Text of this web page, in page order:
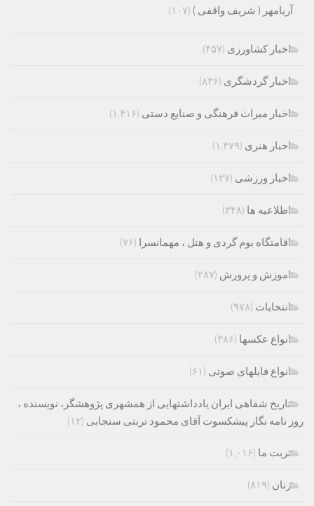
آریامهر ( شریف واقفی ) (۱۰۷)
اخبار کشاورزی (۴۵۷)
اخبار گردشگری (۸۳۶)
اخبار میراث فرهنگی و صنایع دستی (۱,۴۱۶)
اخبار هنری (۱,۴۷۹)
اخبار ورزشی (۱۲۷)
اطلاعیه ها (۳۴۸)
اقامتگاه بوم گردی و هتل ، مهمانسرا (۷۶)
اموزش و پرورش (۲۸۷)
انتخابات (۹۷۸)
انواع عکسها (۳۸۶)
انواع فایلهای صوتی (۶۱)
تاریخ شفاهی ایران یادداشتهایی از همشهری پژوهشگر، نویسنده ،
روز نامه نگار پیشکسوت آقای محمود تربتی سنجابی (۱۲)
تربت ما (۱,۰۱۶)
زنان (۸۱۹)